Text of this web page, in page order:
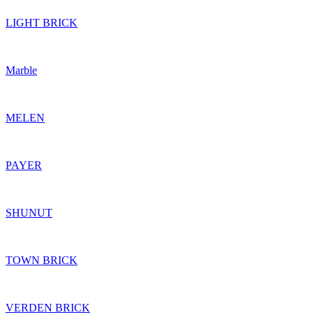
LIGHT BRICK
Marble
MELEN
PAYER
SHUNUT
TOWN BRICK
VERDEN BRICK